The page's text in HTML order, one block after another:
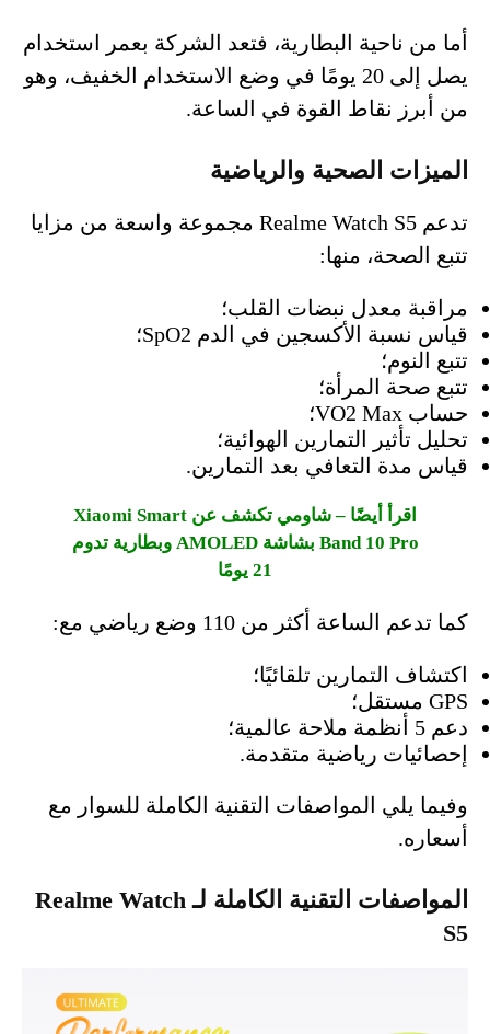
أما من ناحية البطارية، فتعد الشركة بعمر استخدام
يصل إلى 20 يومًا في وضع الاستخدام الخفيف، وهو
من أبرز نقاط القوة في الساعة.
الميزات الصحية والرياضية
تدعم Realme Watch S5 مجموعة واسعة من مزايا
تتبع الصحة، منها:
مراقبة معدل نبضات القلب؛
قياس نسبة الأكسجين في الدم SpO2؛
تتبع النوم؛
تتبع صحة المرأة؛
حساب VO2 Max؛
تحليل تأثير التمارين الهوائية؛
قياس مدة التعافي بعد التمارين.
اقرأ أيضًا – شاومي تكشف عن Xiaomi Smart
Band 10 Pro بشاشة AMOLED وبطارية تدوم
21 يومًا
كما تدعم الساعة أكثر من 110 وضع رياضي مع:
اكتشاف التمارين تلقائيًا؛
GPS مستقل؛
دعم 5 أنظمة ملاحة عالمية؛
إحصائيات رياضية متقدمة.
وفيما يلي المواصفات التقنية الكاملة للسوار مع
أسعاره.
المواصفات التقنية الكاملة لـ Realme Watch
S5